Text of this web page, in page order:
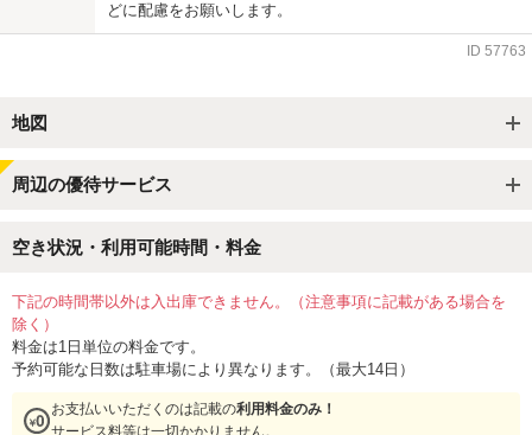
どに配慮をお願いします。
ID 57763
地図
周辺の優待サービス
空き状況・利用可能時間・料金
下記の時間帯以外は入出庫できません。（注意事項に記載がある場合を
除く）
料金は1日単位の料金です。
予約可能な日数は駐車場により異なります。（最大14日）
お支払いいただくのは記載の利用料金のみ！
サービス料等は一切かかりません。